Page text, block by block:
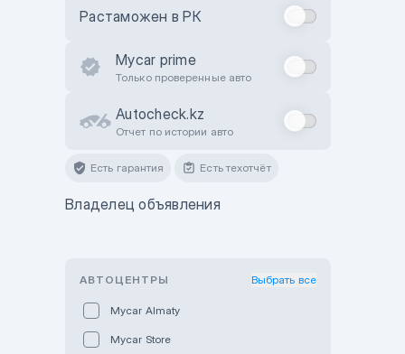
Растаможен в РК
Mycar prime
Только проверенные авто
Autocheck.kz
Отчет по истории авто
Есть гарантия Есть техотчёт
Владелец объявления
АВТОЦЕНТРЫ Выбрать все
Mycar Almaty
Mycar Store